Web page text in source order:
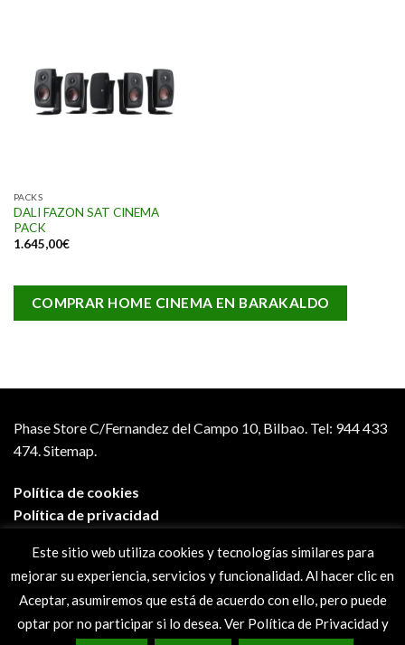
PACKS
DALI FAZON SAT CINEMA
PACK
1.645,00€
COMPRAR HOME CINEMA EN BARAKALDO
Phase Store C/Fernandez del Campo 10, Bilbao. Tel: 944 433
474.Sitemap.
Política de cookies
Política de privacidad
Condiciones de compra
Preguntas frecuentes
Este sitio web utiliza cookies y tecnologías similares para
mejorar su experiencia, servicios y funcionalidad. Al hacer clic en
Aceptar, asumiremos que está de acuerdo con ello, pero puede
optar por no participar si lo desea. Ver Política de Privacidad y